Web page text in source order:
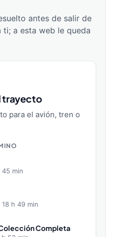
antes de salir de
a esta web le queda
trayecto
para el avión, tren o
45 min
18 h 49 min
Completa